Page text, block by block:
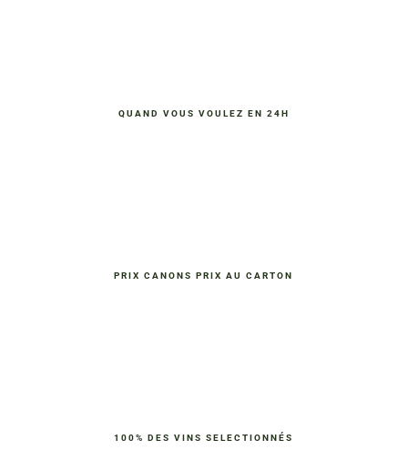
QUAND VOUS VOULEZ EN 24H
PRIX CANONS PRIX AU CARTON
100% DES VINS SELECTIONNÉS